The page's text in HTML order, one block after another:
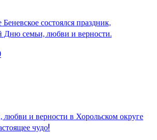
состоялся праздник,
Дню семьи, любви и верности.
любви и верности в Хорольском округе
чудо!